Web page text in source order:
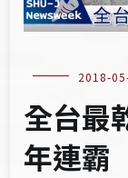
2018-
全台最
年連霸